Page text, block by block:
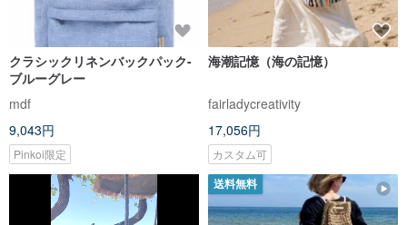
クラシックリネンバックパック-
ブルーグレー
mdf
9,043円
Pinkoi限定
海潮記憶（海の記憶）
fairladycreativity
17,056円
カスタム可
送料無料